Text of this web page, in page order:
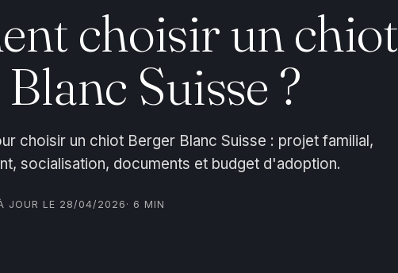
choisir un chiot
Suisse ?
choisir un chiot Berger Blanc Suisse : projet familial,
socialisation, documents et budget d'adoption.
JOUR LE 28/04/2026 · 6 MIN